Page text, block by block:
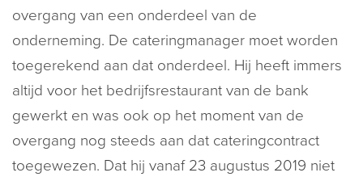
overgang van een onderdeel van de
onderneming. De cateringmanager moet worden
toegerekend aan dat onderdeel. Hij heeft immers
altijd voor het bedrijfsrestaurant van de bank
gewerkt en was ook op het moment van de
overgang nog steeds aan dat cateringcontract
toegewezen. Dat hij vanaf 23 augustus 2019 niet